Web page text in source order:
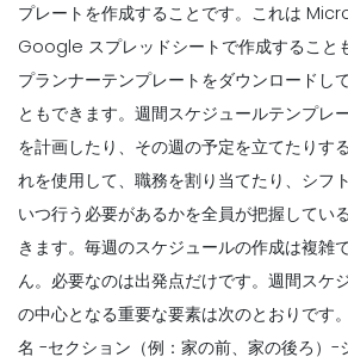
スケジュールアプリ
ジューリングを有効
用性だけに基づいて
Michelle Jaco Oct
Management
レストランコミュ
しての
Michelle Jaco Oct
Management
プレートを作成することです。これは
Google スプレッドシートで作成すること
プランナーテンプレートをダウンロードし
ともできます。 週間スケジュールテンプレ
を計画したり、その週の予定を立てたりす
れを使用して、職務を割り当てたり、シフ
いつ行う必要があるかを全員が把握してい
きます。毎週のスケジュールの作成は複雑
ん。必要なのは出発点だけです。 週間スケ
の中心となる重要な要素は次のとおりです
名 -セクション（例：家の前、家の後ろ） -